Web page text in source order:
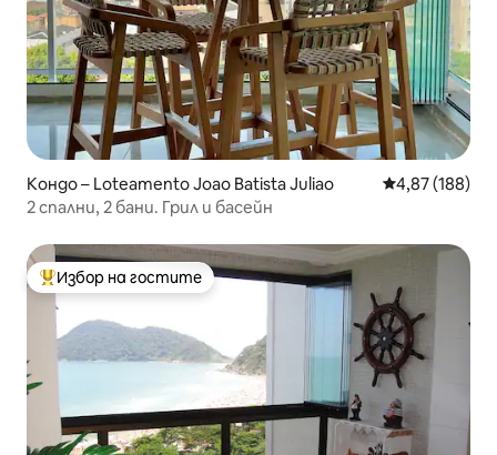
Кондо – Loteamento Joao Batista Juliao Средна
4,87 (188)
2 спални, 2 бани. Грил и басейн
Най-популярен избор на гостите
Избор на гостите